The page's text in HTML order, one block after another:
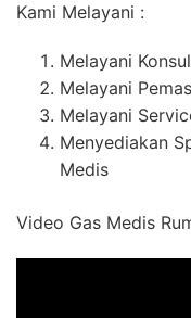
Kami Melayani :
Melayani
Melayani
Melayani
Menyediakan
Medis
Video Gas Medis